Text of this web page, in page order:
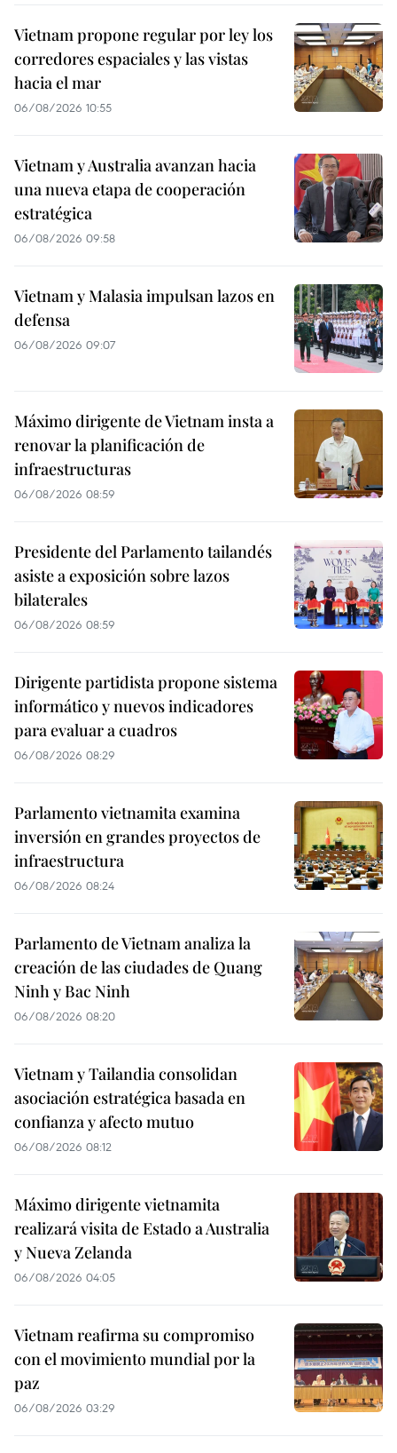
Vietnam propone regular por ley los
corredores espaciales y las vistas
hacia el mar
06/08/2026 10:55
Vietnam y Australia avanzan hacia
una nueva etapa de cooperación
estratégica
06/08/2026 09:58
Vietnam y Malasia impulsan lazos en
defensa
06/08/2026 09:07
Máximo dirigente de Vietnam insta a
renovar la planificación de
infraestructuras
06/08/2026 08:59
Presidente del Parlamento tailandés
asiste a exposición sobre lazos
bilaterales
06/08/2026 08:59
Dirigente partidista propone sistema
informático y nuevos indicadores
para evaluar a cuadros
06/08/2026 08:29
Parlamento vietnamita examina
inversión en grandes proyectos de
infraestructura
06/08/2026 08:24
Parlamento de Vietnam analiza la
creación de las ciudades de Quang
Ninh y Bac Ninh
06/08/2026 08:20
Vietnam y Tailandia consolidan
asociación estratégica basada en
confianza y afecto mutuo
06/08/2026 08:12
Máximo dirigente vietnamita
realizará visita de Estado a Australia
y Nueva Zelanda
06/08/2026 04:05
Vietnam reafirma su compromiso
con el movimiento mundial por la
paz
06/08/2026 03:29